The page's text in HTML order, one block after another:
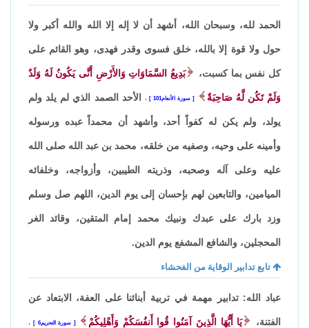
الحمد لله، وسبحان الله، أشهد أن لا إله إلا الله والله أكبر ولا
حول ولا قوة إلا بالله، خلق فسوى وقدر فهدى، وهو القائم على
كل نفس بما كسبت، بَدِيعُ السَّمَاوَاتِ وَالأَرْضِ أَنَّى يَكُونُ لَهُ وَلَدٌ
وَلَمْ تَكُن لَّهُ صَاحِبَةٌ سورة الأنعام101 ، الأحد الصمد الذي لم يلد ولم
يولد، ولم يكن له كفواً أحد، وأشهد أن محمداً عبده ورسوله
وأمينه على وحيه، وصفيه من خلقه، محمد بن عبد الله صلى الله
عليه وعلى آله وصحبه، وذريته الطيبين، وأزواجه، وخلفائه
الميامين، والتابعين لهم بإحسان إلى يوم الدين، اللهم صل وسلم
وزد بارك على عبدك ونبيك محمد إمام المتقين، وقائد الغر
المحجلين، والشافع المشفع يوم الدين.
تابع تدابير الوقاية من الفحشاء
عباد الله: تدابير مهمة في تربية أبنائنا على العفة، الابتعاد عن
الفتنة، يَا أَيُّهَا الَّذِينَ آمَنُوا قُوا أَنفُسَكُمْ وَأَهْلِيكُمْ سورة التحريم6 ،